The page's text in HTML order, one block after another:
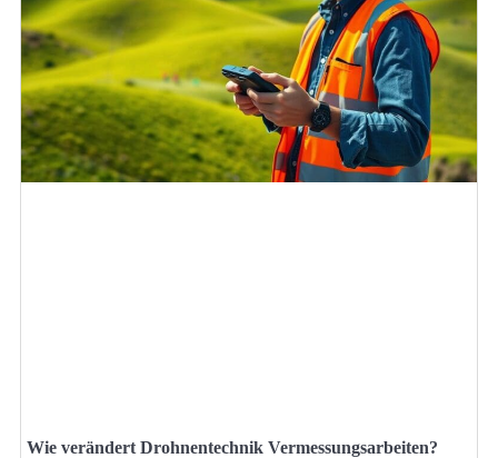
Wie verändert Drohnentechnik Vermessungsarbeiten?